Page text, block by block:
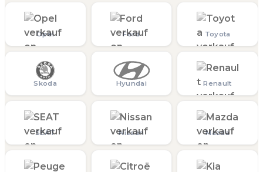
Opel Ford Toyota
Skoda Hyundai Renault
SEAT Nissan Mazda